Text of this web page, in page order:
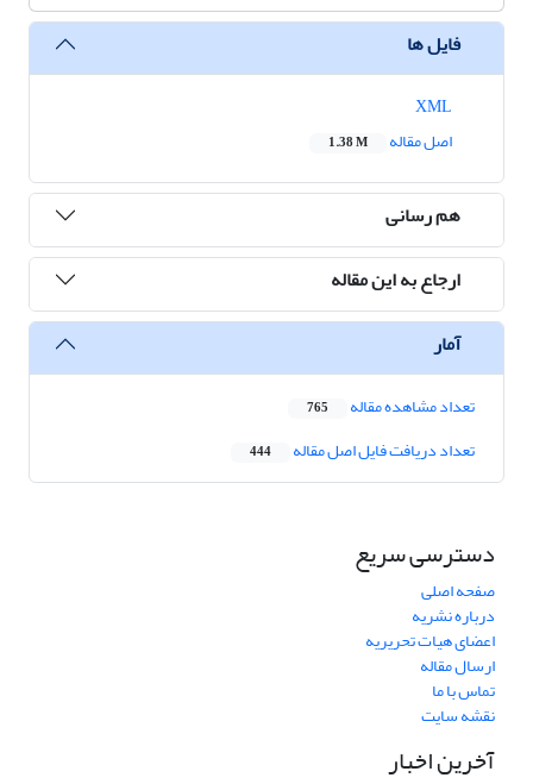
فایل ها
اصل مقاله
1.38 M
هم رسانی
ارجاع به این مقاله
آمار
تعداد مشاهده مقاله 765
تعداد دریافت فایل اصل مقاله 444
دسترسی سریع
صفحه اصلی
درباره نشریه
اعضای هیات تحریریه
ارسال مقاله
تماس با ما
نقشه سایت
آخرین اخبار